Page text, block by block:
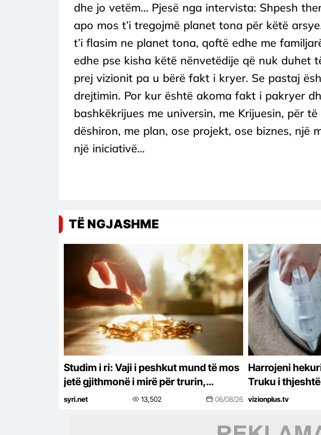
dhe jo vetëm… Pjesë nga intervista: Shpesh
apo mos t’i tregojmë planet tona për këtë
t’i flasim ne planet tona, qoftë edhe me
edhe pse kisha këtë nënvetëdije që nuk duhet
prej vizionit pa u bërë fakt i kryer. Se pastaj
drejtimin. Por kur është akoma fakt i pakryer
bashkëkrijues me universin, me Krijuesin, për
dëshiron, me plan, ose projekt, ose biznes, një
një iniciativë...
TË NGJASHME
Studim i ri: Vaji i peshkut mund të mos
jetë gjithmonë i mirë për trurin,
sidomos pas dëmtimeve
syri.net 13,502 06/08/26
Harrojeni
Truku i
ndihmojë që të
vizionplus.tv